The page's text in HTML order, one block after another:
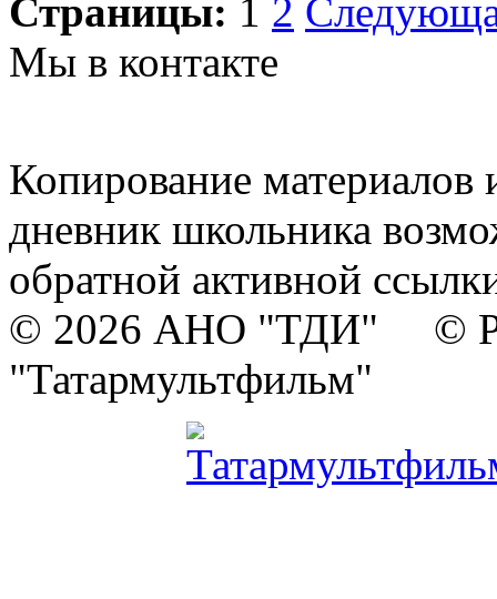
Страницы: 1 2
Мы в контакте
Копирование материалов
дневник школьника
обратной активной
© 2026 АНО "ТДИ" ©
"Татармультфильм"